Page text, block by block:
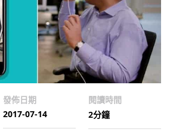
發佈日期
2017-07-14
閱讀時間
2分鐘